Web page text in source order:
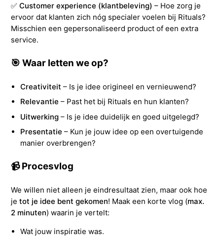
✅Customer experience (klantbeleving) – Hoe zorg je
ervoor dat klanten zich nóg specialer voelen bij Rituals?
Misschien een gepersonaliseerd product of een extra
service.
🎯Waar letten we op?
Creativiteit – Is je idee origineel en vernieuwend?
Relevantie – Past het bij Rituals en hun klanten?
Uitwerking – Is je idee duidelijk en goed uitgelegd?
Presentatie – Kun je jouw idee op een overtuigende
manier overbrengen?
📹Procesvlog
We willen niet alleen je eindresultaat zien, maar ook hoe
jetot je idee bent gekomen! Maak een korte vlog (max.
2 minuten) waarin je vertelt:
Wat jouw inspiratie was.